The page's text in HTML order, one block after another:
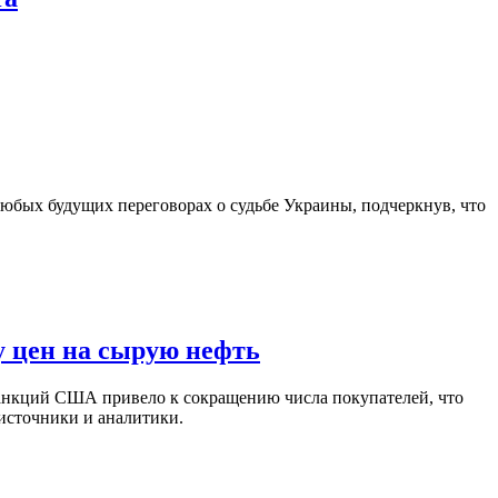
будущих переговорах о судьбе Украины, подчеркнув, что
цен на сырую нефть
США привело к сокращению числа покупателей, что
и аналитики.